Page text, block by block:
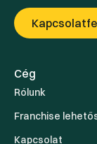
Cég
Rólunk
Franchise
Kapcsolat